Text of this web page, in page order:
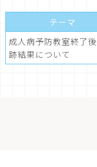
テーマ
成人病予防教室終了
跡結果について